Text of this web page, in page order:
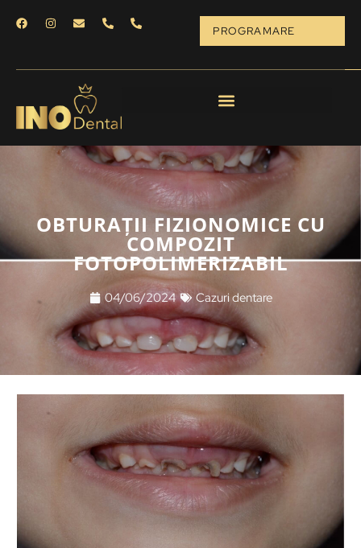
PROGRAMARE
OBTURAȚII FIZIONOMICE CU
COMPOZIT
FOTOPOLIMERIZABIL
04/06/2024 Cazuri dentare